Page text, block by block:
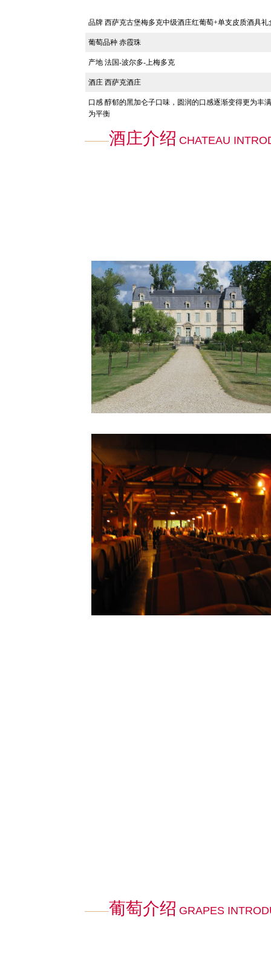
品牌 西萨克古堡梅多克中级酒庄红葡萄+单支皮质酒具礼
葡萄品种 赤霞珠
产地 法国-波尔多-上梅多克
酒庄 西萨克酒庄
口感 醇郁的黑加仑子口味，圆润的口感逐渐变得更为丰
为平衡
酒庄介绍 CHATEAU
葡萄介绍 GRAPES